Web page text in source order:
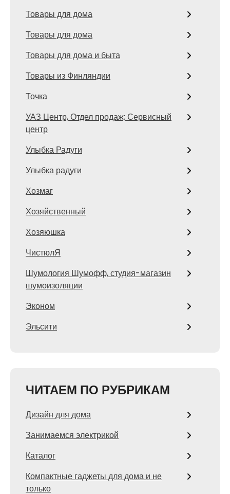
Товары для дома
Товары для дома
Товары для дома и быта
Товары из Финляндии
Точка
УАЗ Центр, Отдел продаж; Сервисный
центр
Улыбка Радуги
Улыбка радуги
Хозмаг
Хозяйственный
Хозяюшка
ЧистюлЯ
Шумология Шумофф, студия-магазин
шумоизоляции
Эконом
Эльсити
ЧИТАЕМ ПО РУБРИКАМ
Дизайн для дома
Занимаемся электрикой
Каталог
Компактные гаджеты для дома и не
только